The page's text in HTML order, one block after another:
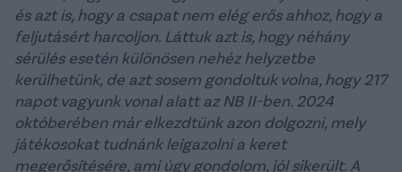
és azt is, hogy a csapat nem elég erős ahhoz, hogy a
feljutásért harcoljon. Láttuk azt is, hogy néhány
sérülés esetén különösen nehéz helyzetbe
kerülhetünk, de azt sosem gondoltuk volna, hogy 217
napot vagyunk vonal alatt az NB II-ben. 2024
októberében már elkezdtünk azon dolgozni, mely
játékosokat tudnánk leigazolni a keret
megerősítésére, ami úgy gondolom, jól sikerült. A